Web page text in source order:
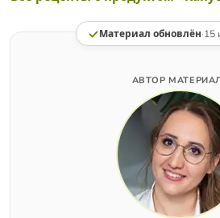
Материал обновлён·15
АВТОР